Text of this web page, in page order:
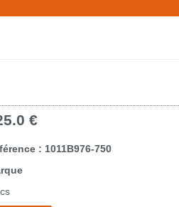
€
: 1011B976-750